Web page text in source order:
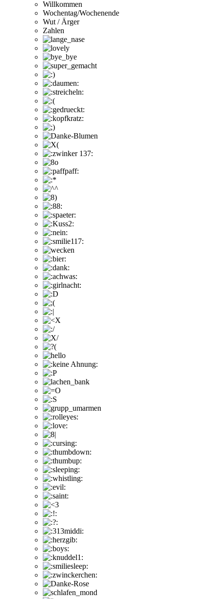
Willkommen
Wochentag/Wochenende
Wut / Ärger
Zahlen